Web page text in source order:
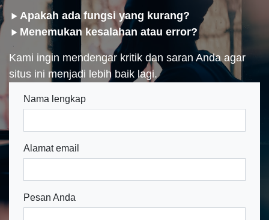
Apakah ada fungsi yang kurang?
Menemukan kesalahan atau error?
Kami ingin mendengar kritik dan saran Anda agar
situs ini menjadi lebih baik lagi.
Nama lengkap
Alamat email
Pesan Anda